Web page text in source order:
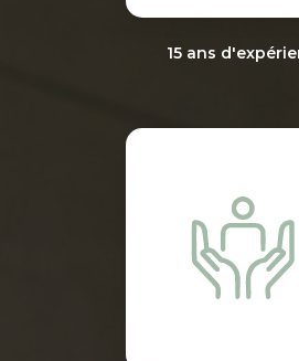
15 ans